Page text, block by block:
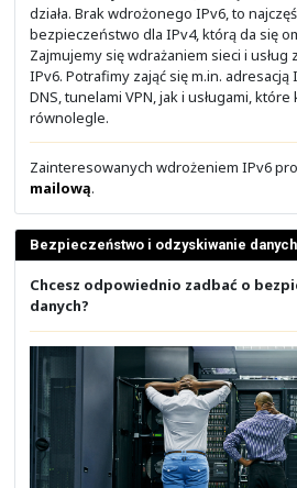
Wybierz i sprawdź
Dla sieci restauracji, sklepów i
Masz wiele oddziałów i
infrastrukturą z jednego